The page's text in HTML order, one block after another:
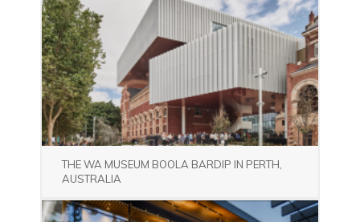
THE WA MUSEUM BOOLA BARDIP IN PERTH,
AUSTRALIA